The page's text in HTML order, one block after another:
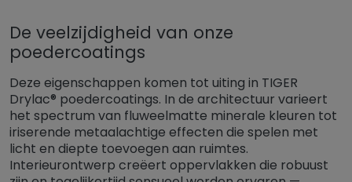
De veelzijdigheid van onze
poedercoatings
Deze eigenschappen komen tot uiting in TIGER
Drylac® poedercoatings. In de architectuur varieert
het spectrum van fluweelmatte minerale kleuren tot
iriserende metaalachtige effecten die spelen met
licht en diepte toevoegen aan ruimtes.
Interieurontwerp creëert oppervlakken die robuust